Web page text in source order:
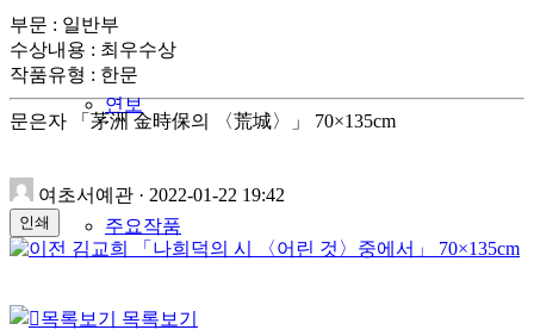
연보
주요작품
부문 : 일반부
수상내용 : 최우수상
작품유형 : 한문
문은자 「茅洲 金時保의 〈荒城〉」 70×135cm
여초서예관 · 2022-01-22 19:42
인쇄
김교희 「나희덕의 시 〈어린 것〉중에서」 70×135cm
목록보기